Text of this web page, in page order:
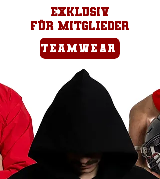
Exklusiv
für Mitglieder
TEAMWEAR